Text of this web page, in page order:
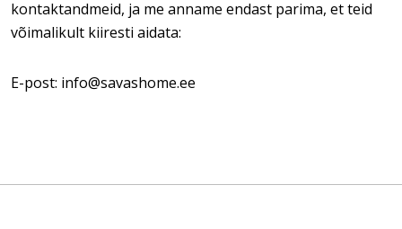
kontaktandmeid, ja me anname endast parima, et teid
võimalikult kiiresti aidata:
E-post: info@savashome.ee